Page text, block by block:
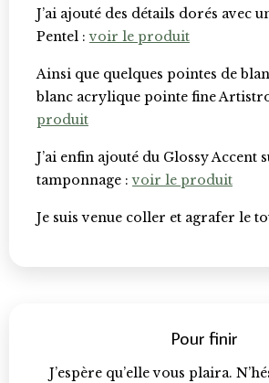
J’ai ajouté des détails dorés avec
Pentel :voir le produit
Ainsi que quelques pointes de
blanc acrylique pointe fine
produit
J’ai enfin ajouté du Glossy Accent
tamponnage :voir le produit
Je suis venue coller et agrafer le
Pour finir
J’espère qu’elle vous plaira.